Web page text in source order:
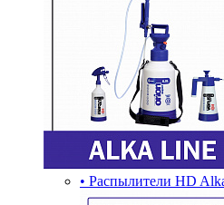
• Распылители HD